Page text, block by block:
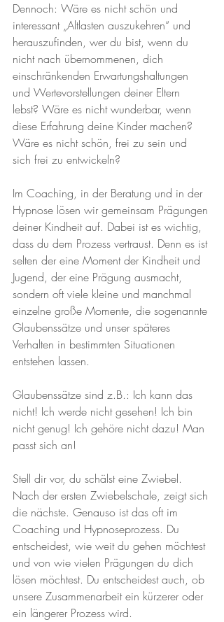
Dennoch: Wäre es nicht schön und
interessant „Altlasten auszukehren“ und
herauszufinden, wer du bist, wenn du
nicht nach übernommenen, dich
einschränkenden Erwartungshaltungen
und Wertevorstellungen deiner Eltern
lebst? Wäre es nicht wunderbar, wenn
diese Erfahrung deine Kinder machen?
Wäre es nicht schön, frei zu sein und
sich frei zu entwickeln?
Im Coaching, in der Beratung und in der
Hypnose lösen wir gemeinsam Prägungen
deiner Kindheit auf. Dabei ist es wichtig,
dass du dem Prozess vertraust. Denn es ist
selten der eine Moment der Kindheit und
Jugend, der eine Prägung ausmacht,
sondern oft viele kleine und manchmal
einzelne große Momente, die sogenannte
Glaubenssätze und unser späteres
Verhalten in bestimmten Situationen
entstehen lassen.
Glaubenssätze sind z.B.: Ich kann das
nicht! Ich werde nicht gesehen! Ich bin
nicht genug! Ich gehöre nicht dazu! Man
passt sich an!
Stell dir vor, du schälst eine Zwiebel.
Nach der ersten Zwiebelschale, zeigt sich
die nächste. Genauso ist das oft im
Coaching und Hypnoseprozess. Du
entscheidest, wie weit du gehen möchtest
und von wie vielen Prägungen du dich
lösen möchtest. Du entscheidest auch, ob
unsere Zusammenarbeit ein kürzerer oder
ein längerer Prozess wird.